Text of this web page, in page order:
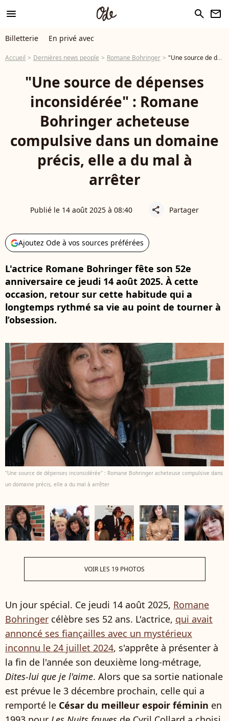
menu search newsletter
Billetterie En privé avec
Accueil Dernières news people Romane Bohringer "Une source de dépenses inconsidérée" : Romane Bohringer acheteuse compulsive dans un domaine précis, elle a du mal à arrêter
"Une source de dépenses
inconsidérée" : Romane
Bohringer acheteuse
compulsive dans un domaine
précis, elle a du mal à
arrêter
Publié le 14 août 2025 à 08:40 share Partager
Ajoutez Ode à vos sources préférées
L'actrice Romane Bohringer fête son 52e
anniversaire ce jeudi 14 août 2025. À cette
occasion, retour sur cette habitude qui a
longtemps rythmé sa vie au point de tourner à
l’obsession.
"Une source de dépenses inconsidérée" : Romane Bohringer acheteuse compulsive dans
un domaine précis, elle a du mal à arrêter
VOIR LES 19 PHOTOS
Un jour spécial. Ce jeudi 14 août 2025, Romane
Bohringer célèbre ses 52 ans. L'actrice, qui avait
annoncé ses fiançailles avec un mystérieux
inconnu le 24 juillet 2024, s'apprête à présenter à
la fin de l'année son deuxième long-métrage,
Dites-lui que je l'aime. Alors que sa sortie nationale
est prévue le 3 décembre prochain, celle qui a
remporté le César du meilleur espoir féminin en